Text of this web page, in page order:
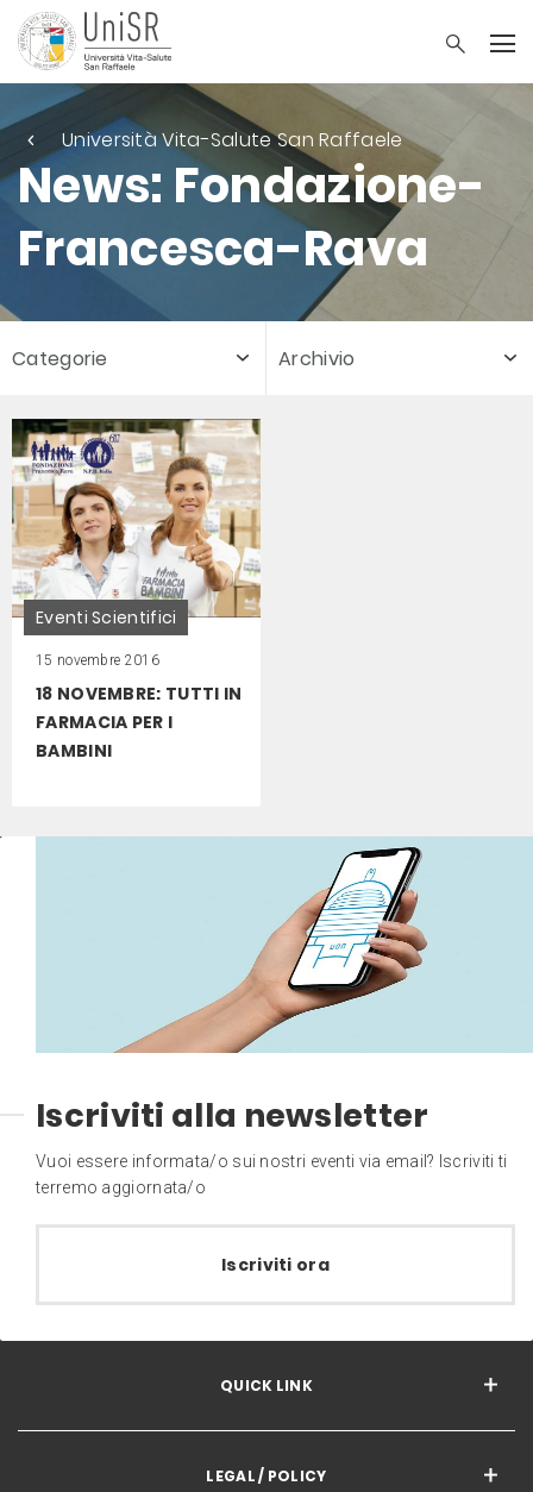
Università Vita-Salute San Raffaele
News: Fondazione-
Francesca-Rava
Categorie Archivio
Eventi Scientifici
15 novembre 2016
18 NOVEMBRE: TUTTI IN
FARMACIA PER I
BAMBINI
Iscriviti alla newsletter
Vuoi essere informata/o sui nostri eventi via email? Iscriviti ti
terremo aggiornata/o
Iscriviti ora
QUICK LINK
LEGAL / POLICY